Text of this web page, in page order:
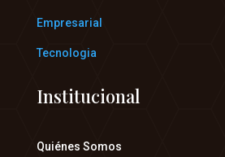
Empresarial
Tecnologia
Institucional
Quiénes Somos